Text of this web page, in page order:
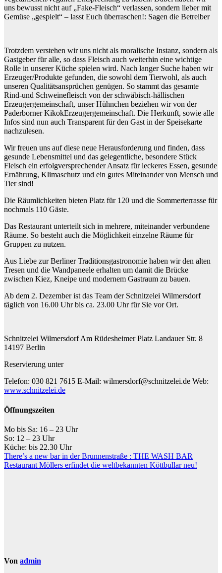
uns bewusst nicht auf „Fake-Fleisch“ verlassen, sondern lieber mit
Gemüse „gespielt“ – lasst Euch überraschen!: Sagen die Betreiber
Trotzdem verstehen wir uns nicht als moralische Instanz, sondern als
Gastgeber für alle, so dass Fleisch auch weiterhin eine wichtige
Rolle in unserer Küche spielen wird. Nach langer Suche haben wir
Erzeuger/Produkte gefunden, die sowohl dem Tierwohl, als auch
unseren Qualitätsansprüchen genügen. So stammt das gesamte
Rind-und Schweinefleisch von der schwäbisch-hällischen
Erzeugergemeinschaft, unser Hühnchen beziehen wir von der
Paderborner Kikok­Erzeugergemeinschaft. Die Herkunft, sowie alle
Infos sind nun auch Transparent für den Gast in der Speisekarte
nachzulesen.
Wir freuen uns auf diese neue Herausforderung und finden, dass
gesunde Lebensmittel und das gelegentliche, besondere Stück
Fleisch ein erfolgversprechender Ansatz für leckeres Essen, gesunde
Ernährung, Klimaschutz und ein gutes Miteinander von Mensch und
Tier sind!
Die Räumlichkeiten bieten Platz für 120 und die Sommerterrasse für
nochmals 110 Gäste.
Das Restaurant unterteilt sich in mehrere, miteinander verbundene
Räume. So besteht auch die Möglichkeit einzelne Räume für
Gruppen zu nutzen.
Aus Liebe zur Berliner Traditionsgastronomie haben wir den alten
Tresen und die Wandpaneele erhalten um damit die Brücke
zwischen Kiez, Kneipe und modernem Gastraum zu bauen.
Ab dem 2. Dezember ist das Team der Schnitzelei Wilmersdorf
täglich von 16.00 Uhr bis ca. 23.00 Uhr für Sie vor Ort.
Schnitzelei WilmersdorfAm Rüdesheimer Platz Landauer Str. 8
14197 Berlin
Reservierung unter
Telefon: 030 821 7615 E-Mail: wilmersdorf@schnitzelei.de Web:
www.schnitzelei.de
Öffnungszeiten
Mo bis Sa: 16 – 23 Uhr
So: 12 – 23 Uhr
Küche: bis 22.30 Uhr
Beitragsnavigation
There’s a new bar in der Brunnenstraße : THE WASH BAR
Restaurant Möllers erfindet die weltbekannten Köttbullar neu!
Von admin